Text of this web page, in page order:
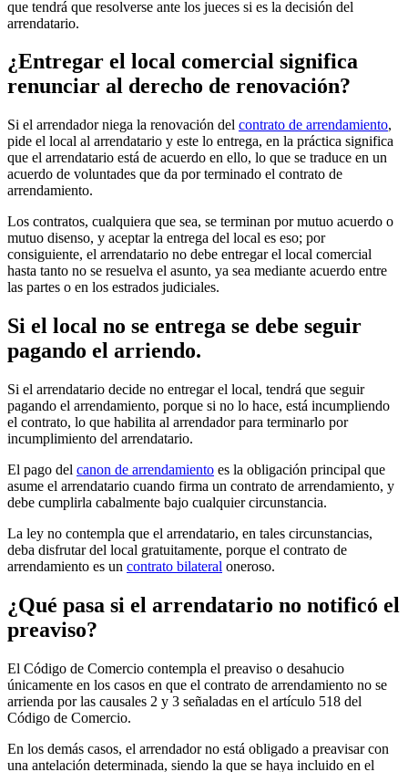
que tendrá que resolverse ante los jueces si es la decisión del
arrendatario.
¿Entregar el local comercial significa
renunciar al derecho de renovación?
Si el arrendador niega la renovación del contrato de arrendamiento,
pide el local al arrendatario y este lo entrega, en la práctica significa
que el arrendatario está de acuerdo en ello, lo que se traduce en un
acuerdo de voluntades que da por terminado el contrato de
arrendamiento.
Los contratos, cualquiera que sea, se terminan por mutuo acuerdo o
mutuo disenso, y aceptar la entrega del local es eso; por
consiguiente, el arrendatario no debe entregar el local comercial
hasta tanto no se resuelva el asunto, ya sea mediante acuerdo entre
las partes o en los estrados judiciales.
Si el local no se entrega se debe seguir
pagando el arriendo.
Si el arrendatario decide no entregar el local, tendrá que seguir
pagando el arrendamiento, porque si no lo hace, está incumpliendo
el contrato, lo que habilita al arrendador para terminarlo por
incumplimiento del arrendatario.
El pago del canon de arrendamiento es la obligación principal que
asume el arrendatario cuando firma un contrato de arrendamiento, y
debe cumplirla cabalmente bajo cualquier circunstancia.
La ley no contempla que el arrendatario, en tales circunstancias,
deba disfrutar del local gratuitamente, porque el contrato de
arrendamiento es un contrato bilateral oneroso.
¿Qué pasa si el arrendatario no notificó el
preaviso?
El Código de Comercio contempla el preaviso o desahucio
únicamente en los casos en que el contrato de arrendamiento no se
arrienda por las causales 2 y 3 señaladas en el artículo 518 del
Código de Comercio.
En los demás casos, el arrendador no está obligado a preavisar con
una antelación determinada, siendo la que se haya incluido en el